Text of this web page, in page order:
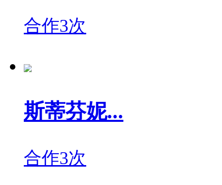
合作3次
斯蒂芬妮...
合作3次